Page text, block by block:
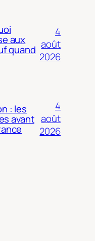
aux
quand
4
août
2026
: les
avant
4
août
2026